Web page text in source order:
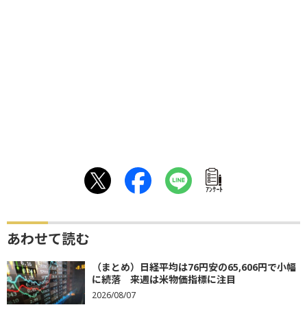
ｱﾝｹｰﾄ
あわせて読む
（まとめ）日経平均は76円安の65,606円で小幅
に続落 来週は米物価指標に注目
2026/08/07